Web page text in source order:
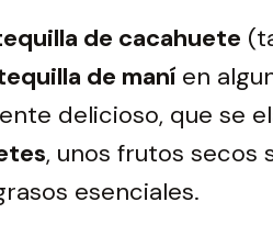
de cacahuete
de maní en
delicioso, que se
, unos frutos secos
esenciales.